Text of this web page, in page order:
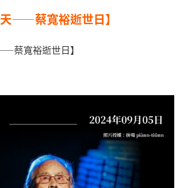
天——蔡寬裕逝世日】
蔡寬裕逝世日】